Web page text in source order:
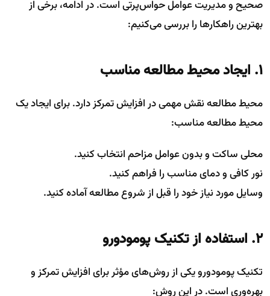
صحیح و مدیریت عوامل حواس‌پرتی است. در ادامه، برخی از
بهترین راهکارها را بررسی می‌کنیم:
۱. ایجاد محیط مطالعه مناسب
محیط مطالعه نقش مهمی در افزایش تمرکز دارد. برای ایجاد یک
محیط مطالعه مناسب:
محلی ساکت و بدون عوامل مزاحم انتخاب کنید.
نور کافی و دمای مناسب را فراهم کنید.
وسایل مورد نیاز خود را قبل از شروع مطالعه آماده کنید.
۲. استفاده از تکنیک پومودورو
تکنیک پومودورو یکی از روش‌های مؤثر برای افزایش تمرکز و
بهره‌وری است. در این روش: